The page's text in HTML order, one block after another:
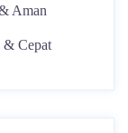
Aman
& Cepat